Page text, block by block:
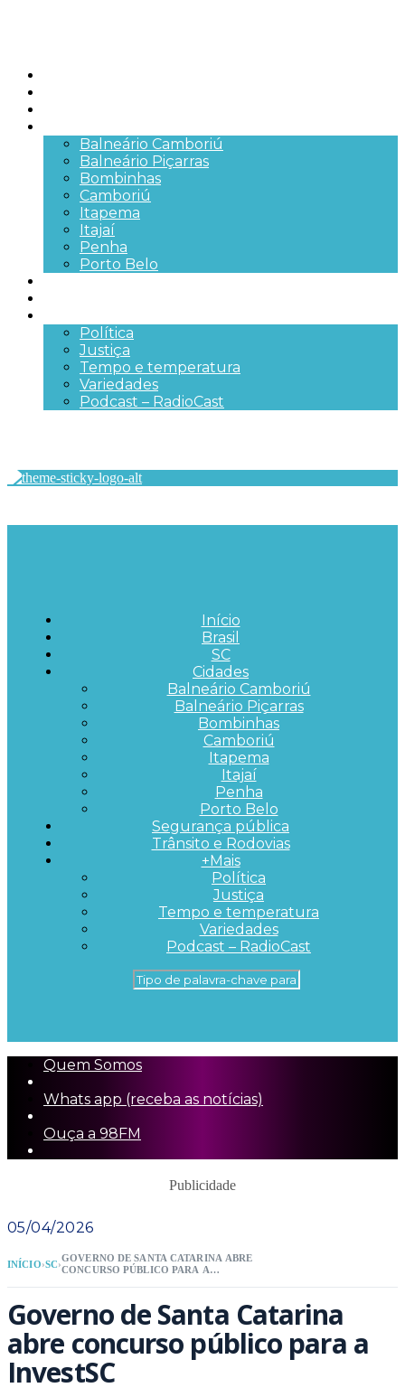
Balneário Camboriú
Balneário Piçarras
Bombinhas
Camboriú
Itapema
Itajaí
Penha
Porto Belo
Política
Justiça
Tempo e temperatura
Variedades
Podcast – RadioCast
Início
Brasil
SC
Cidades
Balneário Camboriú
Balneário Piçarras
Bombinhas
Camboriú
Itapema
Itajaí
Penha
Porto Belo
Segurança pública
Trânsito e Rodovias
+Mais
Política
Justiça
Tempo e temperatura
Variedades
Podcast – RadioCast
Quem Somos
Whats app (receba as notícias)
Ouça a 98FM
Publicidade
05/04/2026
INÍCIO›SC›
GOVERNO DE SANTA CATARINA ABRE
CONCURSO PÚBLICO PARA A
Governo de Santa Catarina
abre concurso público para a
InvestSC